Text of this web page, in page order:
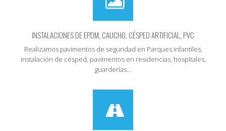
INSTALACIONES DE EPDM, CAUCHO, CÉSPED ARTIFICIAL, PVC
Realizamos pavimentos de seguridad en Parques infantiles,
instalación de césped, pavimentos en residencias, hospitales,
guarderías...